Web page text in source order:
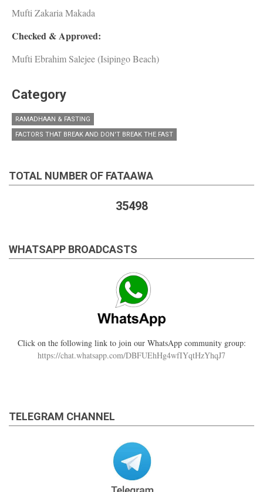
Mufti Zakaria Makada
Checked & Approved:
Mufti Ebrahim Salejee (Isipingo Beach)
Category
RAMADHAAN & FASTING
FACTORS THAT BREAK AND DON'T BREAK THE FAST
TOTAL NUMBER OF FATAAWA
35498
WHATSAPP BROADCASTS
Click on the following link to join our WhatsApp community group:
https://chat.whatsapp.com/DBFUEhHg4wfIYqtHzYhqJ7
TELEGRAM CHANNEL